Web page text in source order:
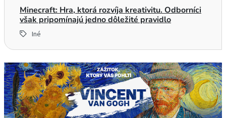
Minecraft: Hra, ktorá rozvíja kreativitu. Odborníci
však pripomínajú jedno dôležité pravidlo
Iné